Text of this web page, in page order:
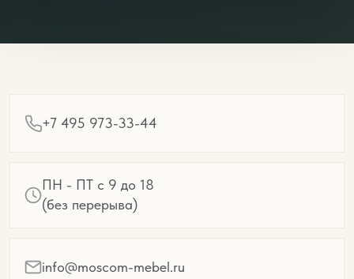
+7 495 973-33-44
ПН - ПТ с 9 до 18
(без перерыва)
info@moscom-mebel.ru